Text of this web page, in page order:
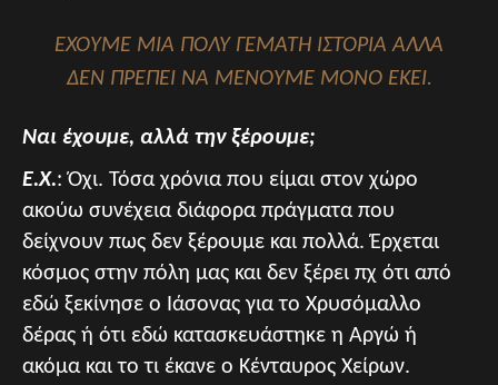
ΈΧΟΥΜΕ ΜΙΑ ΠΟΛΎ ΓΕΜΆΤΗ ΙΣΤΟΡΊΑ ΑΛΛΆ
ΔΕΝ ΠΡΈΠΕΙ ΝΑ ΜΈΝΟΥΜΕ ΜΌΝΟ ΕΚΕΊ.
Ναι έχουμε, αλλά την ξέρουμε;
Ε.Χ.: Όχι. Τόσα χρόνια που είμαι στον χώρο
ακούω συνέχεια διάφορα πράγματα που
δείχνουν πως δεν ξέρουμε και πολλά. Έρχεται
κόσμος στην πόλη μας και δεν ξέρει πχ ότι από
εδώ ξεκίνησε ο Ιάσονας για το Χρυσόμαλλο
δέρας ή ότι εδώ κατασκευάστηκε η Αργώ ή
ακόμα και το τι έκανε ο Κένταυρος Χείρων.